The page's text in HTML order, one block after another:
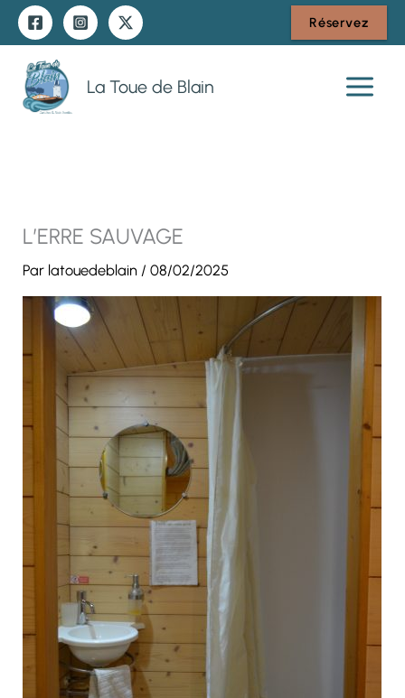
Aller
contenu
Réservez
La Toue de Blain
L’ERRE SAUVAGE
Par latouedeblain /08/02/2025